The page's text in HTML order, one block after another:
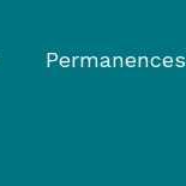
Permanences